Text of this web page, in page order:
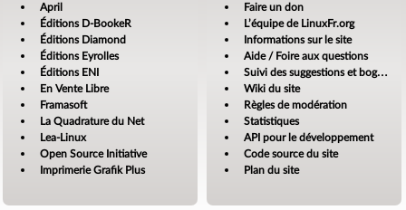
April
Éditions D-BookeR
Éditions Diamond
Éditions Eyrolles
Éditions ENI
En Vente Libre
Framasoft
La Quadrature du Net
Lea-Linux
Open Source Initiative
Imprimerie Grafik Plus
Faire un don
L’équipe de LinuxFr.org
Informations sur le site
Aide / Foire aux questions
Suivi des suggestions et bogues
Wiki du site
Règles de modération
Statistiques
API pour le développement
Code source du site
Plan du site